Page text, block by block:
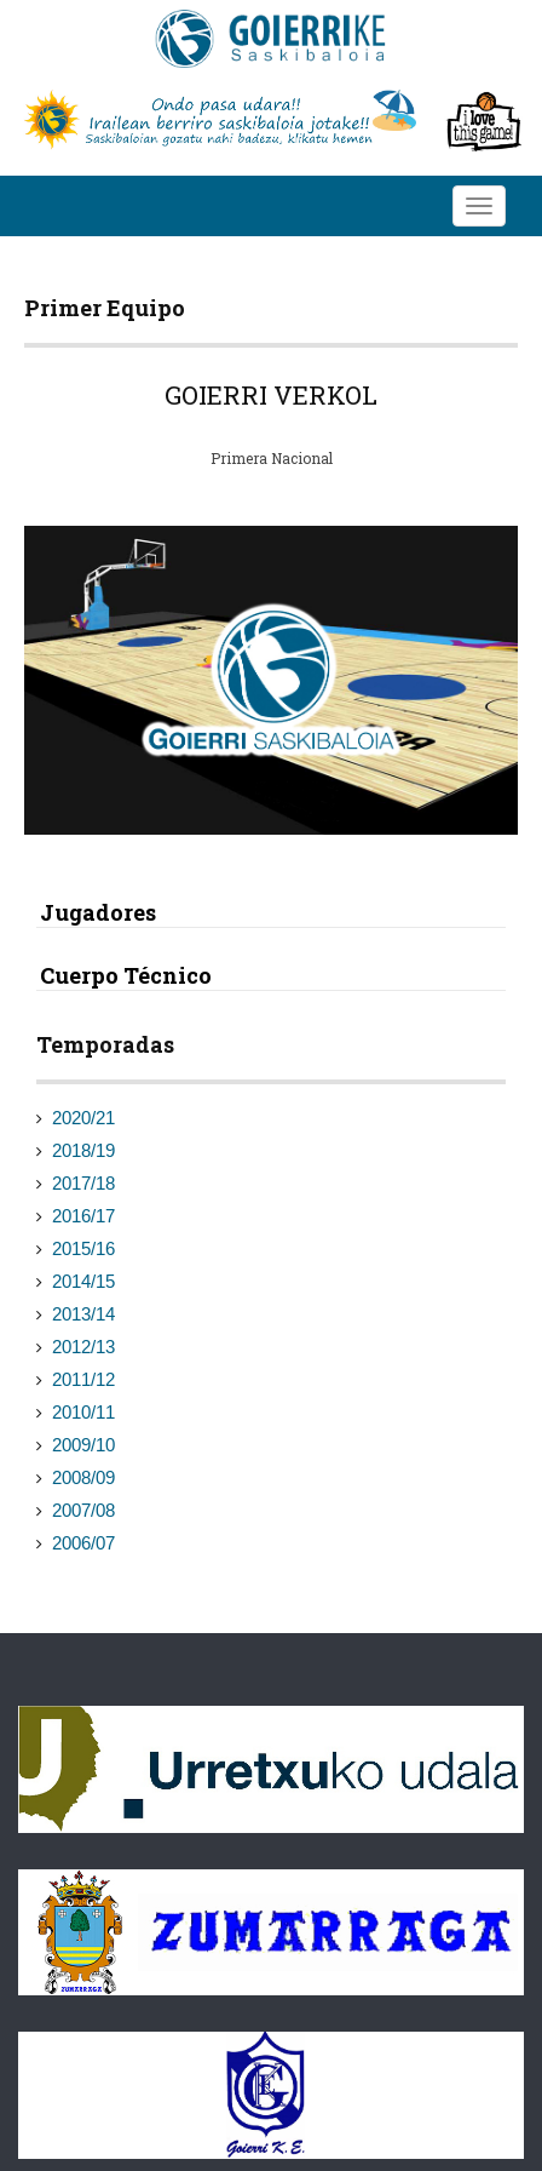
Toggle
Primer Equipo
GOIERRI VERKOL
Primera Nacional
Jugadores
Cuerpo Técnico
Temporadas
2020/21
2018/19
2017/18
2016/17
2015/16
2014/15
2013/14
2012/13
2011/12
2010/11
2009/10
2008/09
2007/08
2006/07